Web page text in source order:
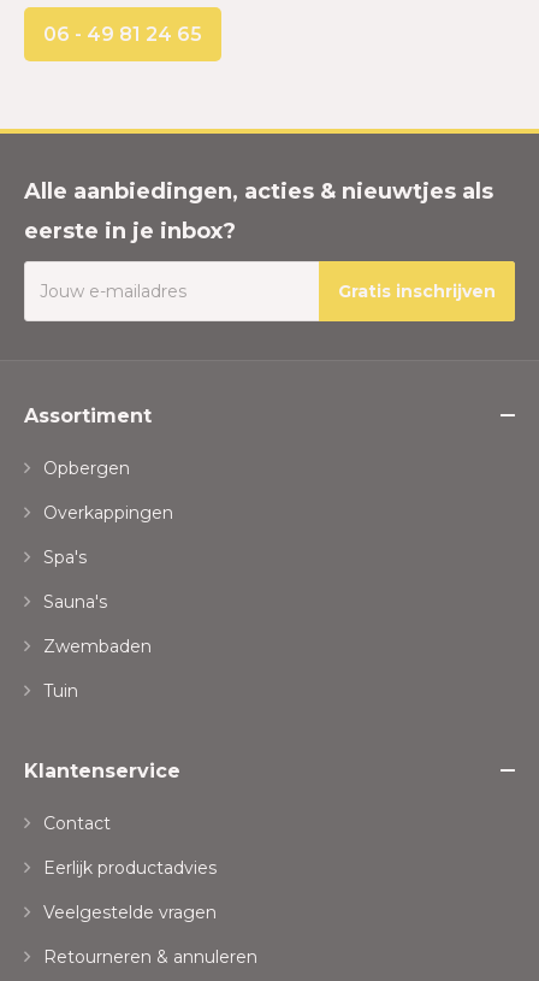
06 - 49 81 24 65
Alle aanbiedingen, acties & nieuwtjes als
eerste in je inbox?
Gratis inschrijven
Assortiment
Opbergen
Overkappingen
Spa's
Sauna's
Zwembaden
Tuin
Klantenservice
Contact
Eerlijk productadvies
Veelgestelde vragen
Retourneren & annuleren